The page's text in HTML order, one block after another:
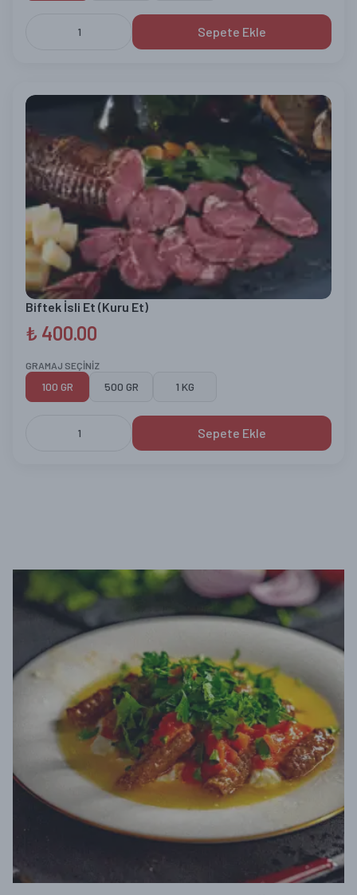
1 Sepete Ekle
Biftek İsli Et (Kuru Et)
₺ 400.00
GRAMAJ SEÇİNİZ
100 GR 500 GR 1 KG
1 Sepete Ekle